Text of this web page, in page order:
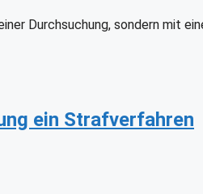
Durchsuchung, sondern mit
ein Strafverfahren